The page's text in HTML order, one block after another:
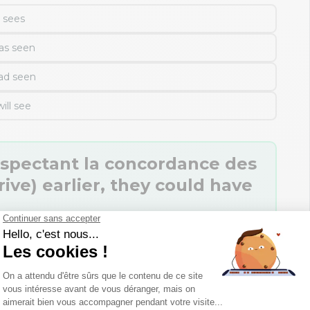
sees
seen
seen
see
la concordance des
earlier, they could have
arrive